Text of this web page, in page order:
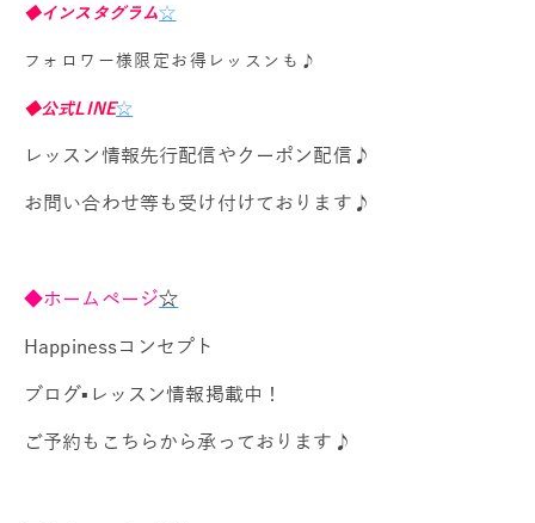
◆インスタグラム☆
フォロワー様限定お得レッスンも♪
◆公式LINE☆
レッスン情報先行配信やクーポン配信♪
お問い合わせ等も受け付けております♪
◆ホームページ☆
Happinessコンセプト
ブログ▪レッスン情報掲載中！
ご予約もこちらから承っております♪